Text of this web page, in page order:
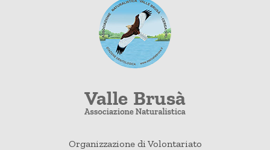
Organizzazione di Volontariato